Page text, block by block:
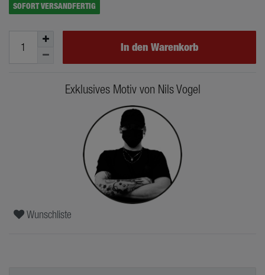
SOFORT VERSANDFERTIG
In den Warenkorb
Exklusives Motiv von Nils Vogel
Wunschliste